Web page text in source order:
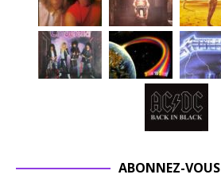
ABONNEZ-VOUS